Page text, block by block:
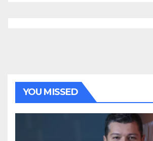
YOU MISSED